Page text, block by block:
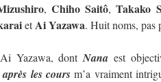
, Chiho Saitô,Takako
etAiYazawa. Huit noms, pas
Yazawa, dontNana est
les coursm’a vraiment